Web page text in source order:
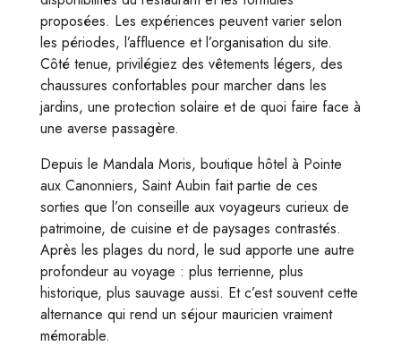
proposées. Les expériences peuvent varier selon
les périodes, l’affluence et l’organisation du site.
Côté tenue, privilégiez des vêtements légers, des
chaussures confortables pour marcher dans les
jardins, une protection solaire et de quoi faire face à
une averse passagère.
Depuis le Mandala Moris, boutique hôtel à Pointe
aux Canonniers, Saint Aubin fait partie de ces
sorties que l’on conseille aux voyageurs curieux de
patrimoine, de cuisine et de paysages contrastés.
Après les plages du nord, le sud apporte une autre
profondeur au voyage : plus terrienne, plus
historique, plus sauvage aussi. Et c’est souvent cette
alternance qui rend un séjour mauricien vraiment
mémorable.